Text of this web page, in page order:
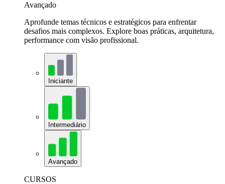
Avançado
Aprofunde temas técnicos e estratégicos para enfrentar
desafios mais complexos. Explore boas práticas, arquitetura,
performance com visão profissional.
Iniciante
Intermediário
Avançado
CURSOS